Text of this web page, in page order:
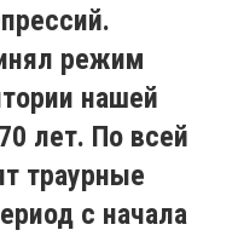
режим
нашей
лет. По всей
траурные
с начала